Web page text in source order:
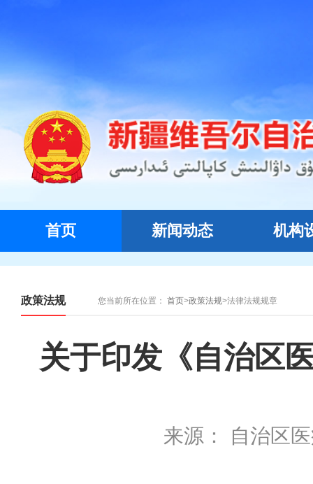
首页 新闻动态 机构
政策法规 您当前所在位置： 首页>政策法规>法律法规规章
关于印发《自治区
来源： 自治区